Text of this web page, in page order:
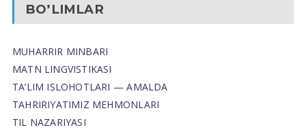
BO’LIMLAR
MUHARRIR MINBARI
MATN LINGVISTIKASI
TA’LIM ISLOHOTLARI — AMALDA
TAHRIRIYATIMIZ MEHMONLARI
TIL NAZARIYASI